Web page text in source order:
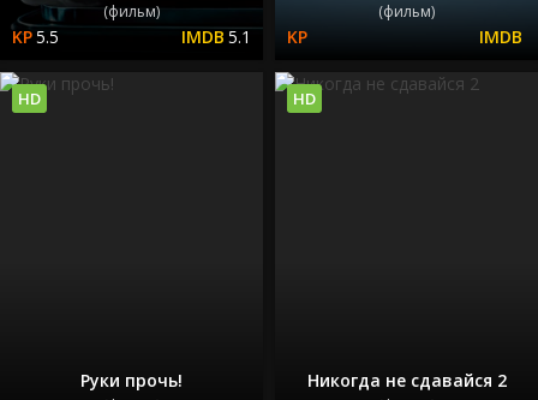
(фильм)
5.5 5.1
(фильм)
Руки прочь!
HD
Никогда не сдавайся 2
HD